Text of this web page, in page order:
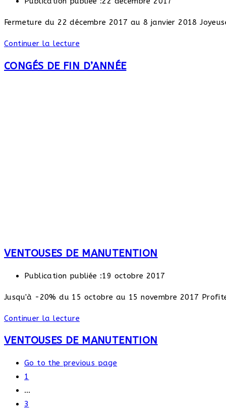
Fermeture du 22 décembre 2017 au 8 janvier 2018
Continuer la lecture
CONGÉS DE FIN D’ANNÉE
VENTOUSES DE MANUTENTION
Publication publiée :19 octobre 2017
Jusqu'à -20% du 15 octobre au 15 novembre 2017
Continuer la lecture
VENTOUSES DE MANUTENTION
Go to the previous page
1
…
3